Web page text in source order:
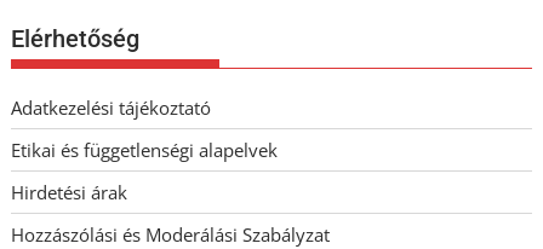
Elérhetőség
Adatkezelési tájékoztató
Etikai és függetlenségi alapelvek
Hirdetési árak
Hozzászólási és Moderálási Szabályzat